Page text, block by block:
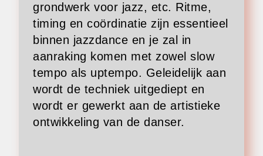
grondwerk voor jazz, etc. Ritme,
timing en coördinatie zijn essentieel
binnen jazzdance en je zal in
aanraking komen met zowel slow
tempo als uptempo. Geleidelijk aan
wordt de techniek uitgediept en
wordt er gewerkt aan de artistieke
ontwikkeling van de danser.